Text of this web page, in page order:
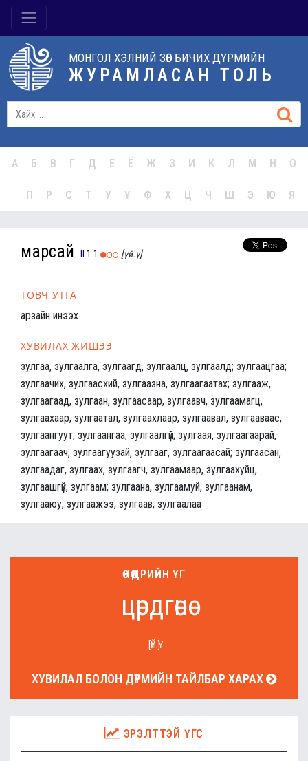
МОНГОЛ ХЭЛНИЙ ЗӨВ БИЧИХ ДҮРМИЙН
ЖУРАМЛАСАН ТОЛЬ
А Б В Г Д Е Ё Ж З И К Л М Н О
П Р С Т У Ү Ф Х Ц Ч Ш Э Ю Я
марсай II.1.1 [үй.ү]
ТОВЧ УТГА
арзайн инээх
ХУВИЛАХ ЖИШЭЭ
зулгаа, зулгаалга, зулгаагд, зулгаалц, зулгаалд; зулгаацгаа;
зулгаачих, зулгаасхий, зулгаазна, зулгаагаатах; зулгааж,
зулгаагаад, зулгаан, зулгаасаар, зулгаавч, зулгаамагц,
зулгаахаар, зулгаатал, зулгаахлаар, зулгаавал, зулгааваас,
зулгаангуут, зулгаангаа, зулгаалгүй; зулгаая, зулгаагаарай,
зулгаагаач, зулгаагуузай, зулгааг, зулгаагаасай; зулгаасан,
зулгаадаг, зулгаах, зулгаагч, зулгаамаар, зулгаахуйц,
зулгаашгүй, зулгаам; зулгаана, зулгаамуй, зулгаанам,
зулгааюу, зулгаажээ, зулгаав, зулгаалаа
ӨНӨӨДРИЙН ҮГ
цөрдгөнө
[ҮЙ.Ү]
ХУВИЛАЛ БОЛОН ДҮРМИЙН ТАЙЛБАР ХАРАХ
ЭРЭЛТТЭЙ ҮГС